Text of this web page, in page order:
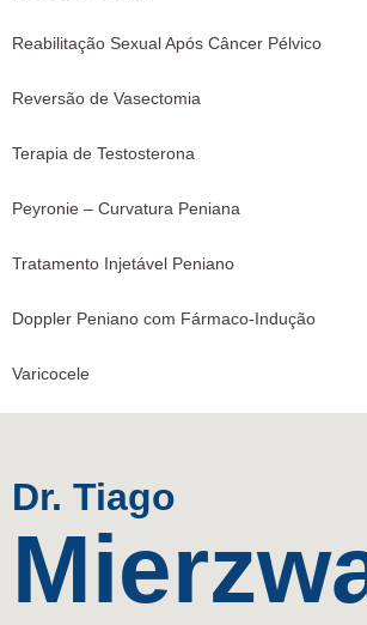
Reabilitação Sexual Após Câncer Pélvico
Reversão de Vasectomia
Terapia de Testosterona
Peyronie – Curvatura Peniana
Tratamento Injetável Peniano
Doppler Peniano com Fármaco-Indução
Varicocele
Dr. Tiago